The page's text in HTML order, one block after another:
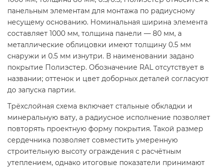
панельным элементам для монтажа по радиусному
несущему основанию. Номинальная ширина элемента
составляет 1000 мм, толщина панели — 80 мм, а
металлические облицовки имеют толщину 0.5 мм
снаружи и 0.5 мм изнутри. В наименовании задано
покрытие Полиэстер. Обозначение RAL отсутствует в
названии; оттенок и цвет доборных деталей согласуют
до запуска партии.
Трёхслойная схема включает стальные обкладки и
минеральную вату, а радиусное исполнение позволяет
повторять проектную форму покрытия. Такой размер
сердечника позволяет совместить умеренную
строительную высоту ограждения с расчётным
утеплением, однако итоговые показатели принимают